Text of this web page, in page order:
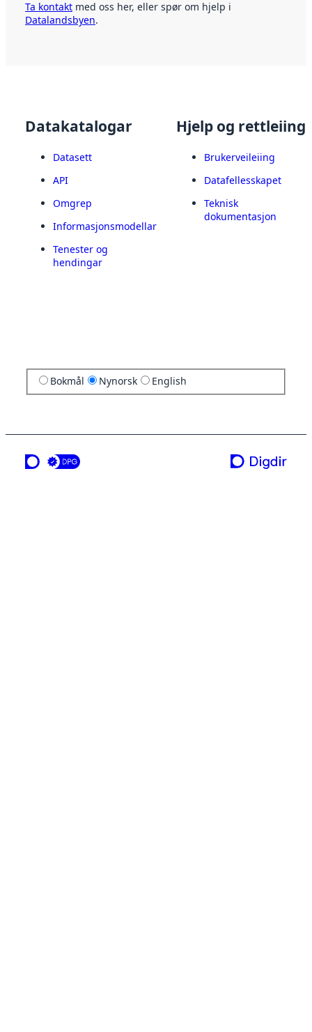
Ta kontakt med oss her, eller spør om hjelp i
Datalandsbyen.
Datakatalogar
Datasett
API
Omgrep
Informasjonsmodellar
Tenester og
hendingar
Hjelp og rettleiing
Brukerveileiing
Datafellesskapet
Teknisk
dokumentasjon
Bokmål Nynorsk English